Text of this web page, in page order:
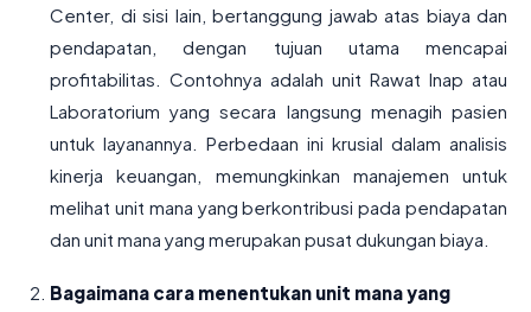
Center, di sisi lain, bertanggung jawab atas biaya dan
pendapatan, dengan tujuan utama mencapai
profitabilitas. Contohnya adalah unit Rawat Inap atau
Laboratorium yang secara langsung menagih pasien
untuk layanannya. Perbedaan ini krusial dalam analisis
kinerja keuangan, memungkinkan manajemen untuk
melihat unit mana yang berkontribusi pada pendapatan
dan unit mana yang merupakan pusat dukungan biaya.
Bagaimana cara menentukan unit mana yang